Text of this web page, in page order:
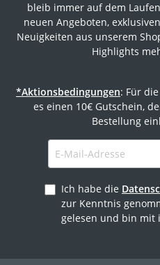
bleib immer auf dem
neuen Angeboten,
Neuigkeiten aus unserem
Highlights
*Aktionsbedingungen: Für
es einen 10€ Gutschein,
Bestellung
Ich habe die
zur Kenntnis
gelesen und bin mit